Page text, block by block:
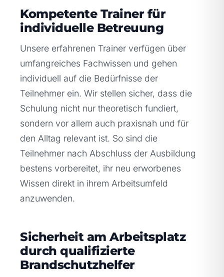
Kompetente Trainer für
individuelle Betreuung
Unsere erfahrenen Trainer verfügen über
umfangreiches Fachwissen und gehen
individuell auf die Bedürfnisse der
Teilnehmer ein. Wir stellen sicher, dass die
Schulung nicht nur theoretisch fundiert,
sondern vor allem auch praxisnah und für
den Alltag relevant ist. So sind die
Teilnehmer nach Abschluss der Ausbildung
bestens vorbereitet, ihr neu erworbenes
Wissen direkt in ihrem Arbeitsumfeld
anzuwenden.
Sicherheit am Arbeitsplatz
durch qualifizierte
Brandschutzhelfer